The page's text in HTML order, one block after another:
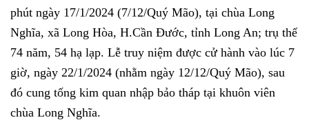
phút ngày 17/1/2024 (7/12/Quý Mão), tại chùa Long
Nghĩa, xã Long Hòa, H.Cần Đước, tỉnh Long An; trụ thế
74 năm, 54 hạ lạp. Lễ truy niệm được cử hành vào lúc 7
giờ, ngày 22/1/2024 (nhằm ngày 12/12/Quý Mão), sau
đó cung tống kim quan nhập bảo tháp tại khuôn viên
chùa Long Nghĩa.